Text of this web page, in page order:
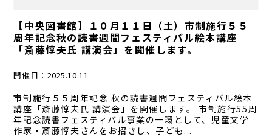
【中央図書館】１０月１１日（土）市制施行５５
周年記念秋の読書週間フェスティバル絵本講座
「斎藤惇夫氏 講演会」を開催します。
開催日： 2025.10.11
市制施行５５周年記念 秋の読書週間フェスティバル絵本
講座「斎藤惇夫氏 講演会」を開催します。 市制施行55周
年記念読書フェスティバル事業の一環として、児童文学
作家・斎藤惇夫さんをお招きし、子ども...